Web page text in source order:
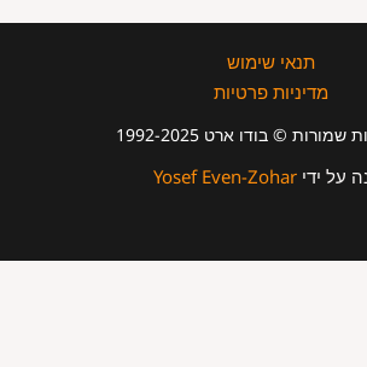
תנאי שימוש
מדיניות פרטיות
שמורות © בודו ארט 1992-2025
על ידיYosef Even-Zohar